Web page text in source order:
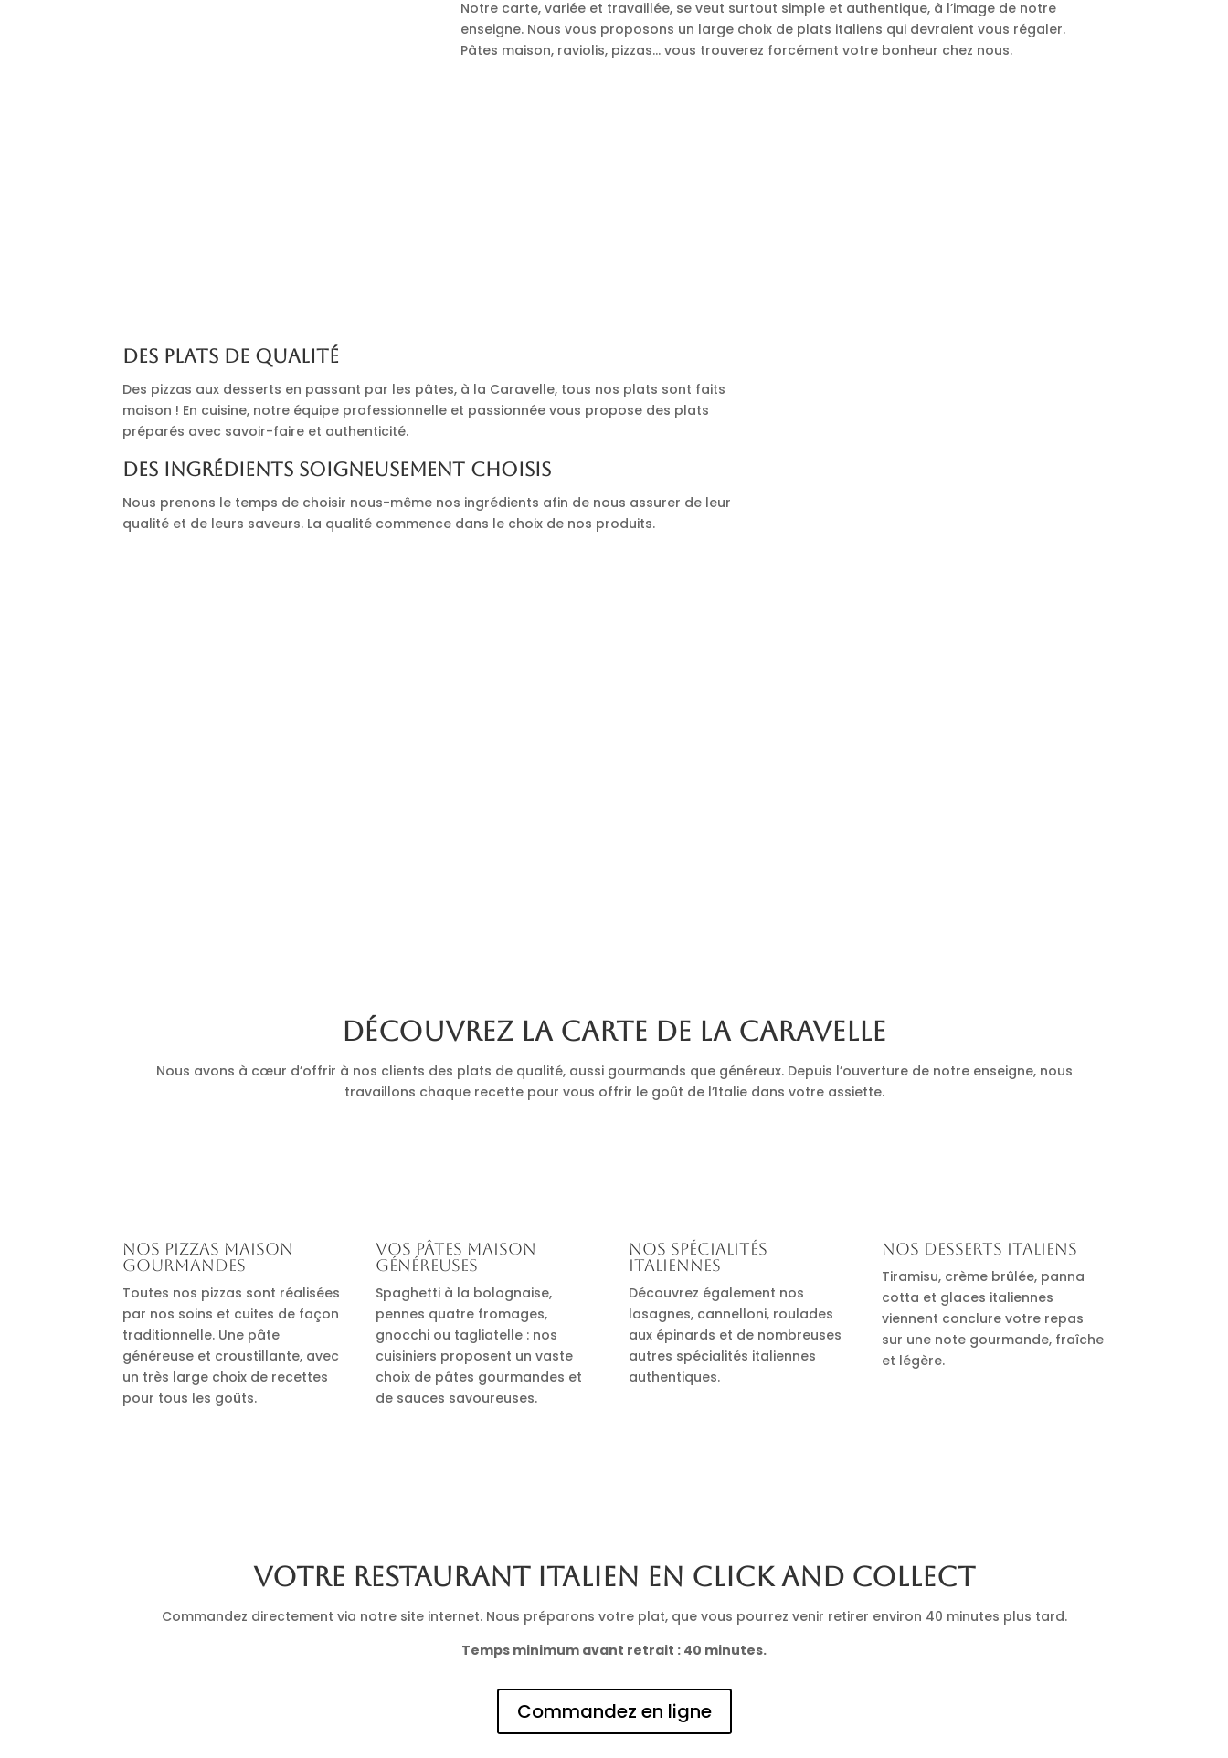
Notre carte, variée et travaillée, se veut surtout simple et authentique, à l’image de notre
enseigne. Nous vous proposons un large choix de plats italiens qui devraient vous régaler.
Pâtes maison, raviolis, pizzas… vous trouverez forcément votre bonheur chez nous.
Des plats de qualité
Des pizzas aux desserts en passant par les pâtes, à la Caravelle, tous nos plats sont faits
maison ! En cuisine, notre équipe professionnelle et passionnée vous propose des plats
préparés avec savoir-faire et authenticité.
Des ingrédients soigneusement choisis
Nous prenons le temps de choisir nous-même nos ingrédients afin de nous assurer de leur
qualité et de leurs saveurs. La qualité commence dans le choix de nos produits.
Découvrez la carte de La Caravelle
Nous avons à cœur d’offrir à nos clients des plats de qualité, aussi gourmands que généreux. Depuis l’ouverture de notre enseigne, nous
travaillons chaque recette pour vous offrir le goût de l’Italie dans votre assiette.
Nos pizzas maison
gourmandes
Toutes nos pizzas sont réalisées
par nos soins et cuites de façon
traditionnelle. Une pâte
généreuse et croustillante, avec
un très large choix de recettes
pour tous les goûts.
Vos pâtes maison
généreuses
Spaghetti à la bolognaise,
pennes quatre fromages,
gnocchi ou tagliatelle : nos
cuisiniers proposent un vaste
choix de pâtes gourmandes et
de sauces savoureuses.
Nos spécialités
italiennes
Découvrez également nos
lasagnes, cannelloni, roulades
aux épinards et de nombreuses
autres spécialités italiennes
authentiques.
Nos desserts italiens
Tiramisu, crème brûlée, panna
cotta et glaces italiennes
viennent conclure votre repas
sur une note gourmande, fraîche
et légère.
Votre restaurant italien en click and collect
Commandez directement via notre site internet. Nous préparons votre plat, que vous pourrez venir retirer environ 40 minutes plus tard.
Temps minimum avant retrait : 40 minutes.
Commandez en ligne